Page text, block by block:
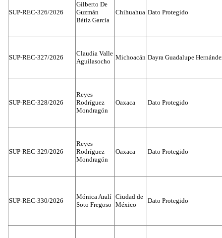
SUP-REC-326/2026
Gilberto De
Guzmán
Bátiz García
Chihuahua Dato Protegido
SUP-REC-327/2026
Claudia Valle
Aguilasocho
Michoacán Dayra Guadalupe
SUP-REC-328/2026
Reyes
Rodríguez
Mondragón
Oaxaca Dato Protegido
SUP-REC-329/2026
Reyes
Rodríguez
Mondragón
Oaxaca Dato Protegido
SUP-REC-330/2026
Mónica Aralí
Soto Fregoso
Ciudad de
México
Dato Protegido